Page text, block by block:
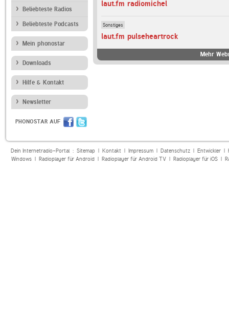
Beliebteste Radios
Beliebteste Podcasts
Mein phonostar
Downloads
Hilfe & Kontakt
Newsletter
PHONOSTAR AUF
laut.fm radiomichel
Sonstiges
laut.fm pulseheartrock
Mehr
Dein Internetradio-Portal : Sitemap| Kontakt| Impressum| Datenschutz| Entwickler|
Windows| Radioplayer für Android| Radioplayer für Android TV| Radioplayer für iOS|